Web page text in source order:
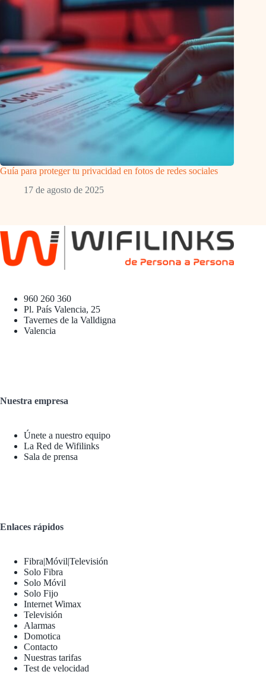
Guía para proteger tu privacidad en fotos de redes sociales
17 de agosto de 2025
960 260 360
Pl. País Valencia, 25
Tavernes de la Valldigna
Valencia
Nuestra empresa
Únete a nuestro equipo
La Red de Wifilinks
Sala de prensa
Enlaces rápidos
Fibra|Móvil|Televisión
Solo Fibra
Solo Móvil
Solo Fijo
Internet Wimax
Televisión
Alarmas
Domotica
Contacto
Nuestras tarifas
Test de velocidad